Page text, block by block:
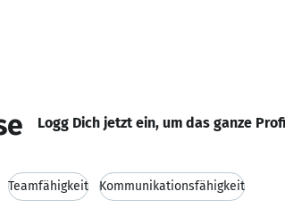
Logg Dich jetzt ein, um das ganze
Teamfähigkeit Kommunikationsfähigkeit